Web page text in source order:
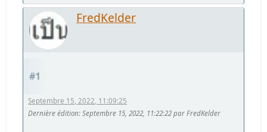
FredKelder
#1
Septembre 15, 2022, 11:09:25
Dernière édition: Septembre 15, 2022, 11:22:22 par FredKelder